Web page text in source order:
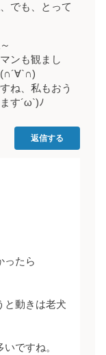
でも、とって
ンも観まし
ね、私もおう
す´ω`)ﾉ
返信する
ったら
と動きは老犬
ですね。